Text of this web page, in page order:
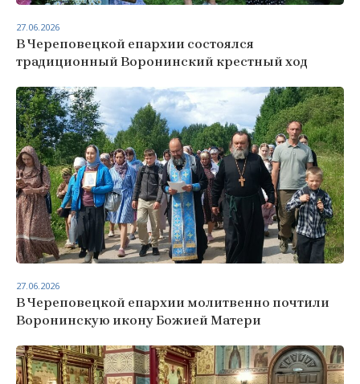
В Череповецкой епархии состоялся
традиционный Воронинский крестный ход
27.06.2026
В Череповецкой епархии молитвенно почтили
Воронинскую икону Божией Матери
27.06.2026